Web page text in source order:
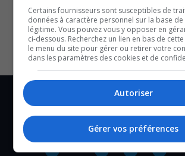
SOUTENIR NOS MÉDIAS, C’EST
CULTURE ET NOTRE
Certains fournisseurs sont susceptibles de
données à caractère personnel sur la base
légitime. Vous pouvez vous y opposer en
ci-dessous. Recherchez un lien en bas de
le menu du site pour gérer ou retirer votre
dans les paramètres des cookies et de
Autoriser
Gérer vos préférences